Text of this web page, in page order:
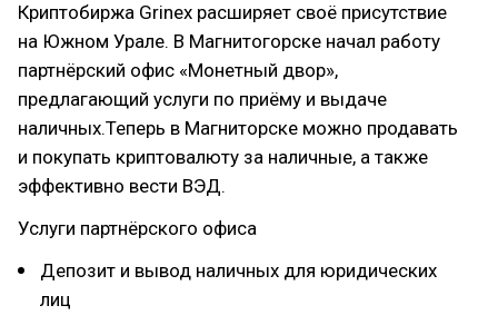
Криптобиржа Grinex расширяет своё присутствие
на Южном Урале. В Магнитогорске начал работу
партнёрский офис «Монетный двор»,
предлагающий услуги по приёму и выдаче
наличных.Теперь в Магниторске можно продавать
и покупать криптовалюту за наличные, а также
эффективно вести ВЭД.
Услуги партнёрского офиса
Депозит и вывод наличных для юридических
лиц